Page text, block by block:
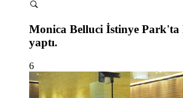
Monica Belluci İstinye Park'ta
yaptı.
6